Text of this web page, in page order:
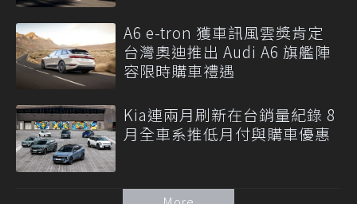
A6 e-tron 獲車訊風雲獎肯定
台灣奧迪推出 Audi A6 旗艦陣
容限時購車禮遇
Kia連兩月刷新在台銷量紀錄 8
月全車系推低月付與購車優惠